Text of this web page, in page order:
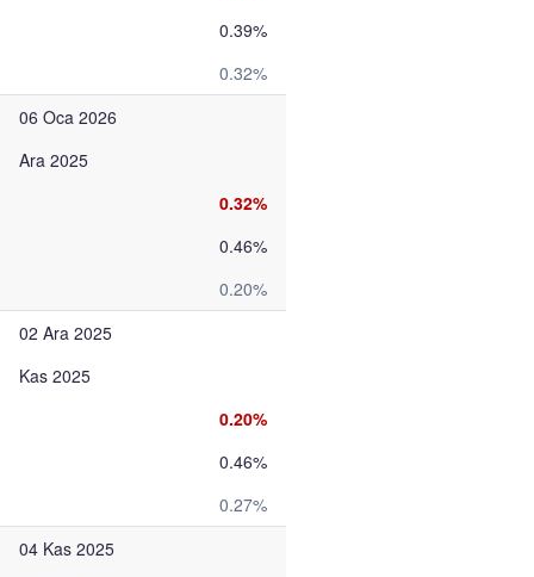
0.39%
0.32%
06 Oca 2026
Ara 2025
0.32%
0.46%
0.20%
02 Ara 2025
Kas 2025
0.20%
0.46%
0.27%
04 Kas 2025